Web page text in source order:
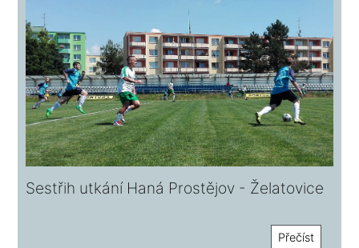
Sestřih utkání Haná Prostějov - Želatovice
Přečíst